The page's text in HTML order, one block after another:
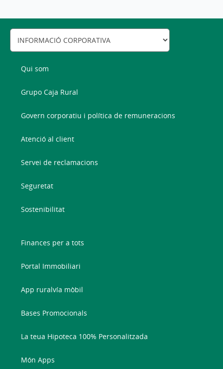
Qui som
Grupo Caja Rural
Govern corporatiu i política de remuneracions
Atenció al client
Servei de reclamacions
Seguretat
Sostenibilitat
Finances per a tots
Portal Immobiliari
App ruralvía mòbil
Bases Promocionals
La teua Hipoteca 100% Personalitzada
Món Apps